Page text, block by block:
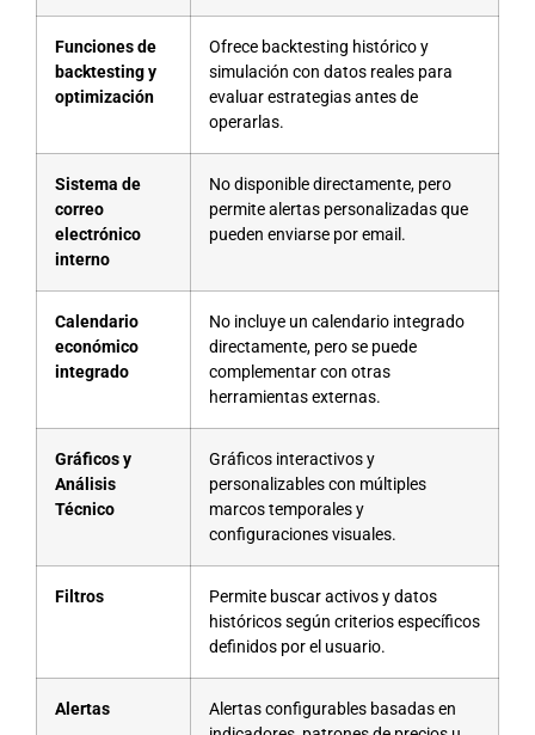
Funciones de
backtesting y
optimización
Ofrece backtesting histórico y
simulación con datos reales para
evaluar estrategias antes de
operarlas.
Sistema de
correo
electrónico
interno
No disponible directamente, pero
permite alertas personalizadas que
pueden enviarse por email.
Calendario
económico
integrado
No incluye un calendario integrado
directamente, pero se puede
complementar con otras
herramientas externas.
Gráficos y
Análisis
Técnico
Gráficos interactivos y
personalizables con múltiples
marcos temporales y
configuraciones visuales.
Filtros
Permite buscar activos y datos
históricos según criterios específicos
definidos por el usuario.
Alertas
Alertas configurables basadas en